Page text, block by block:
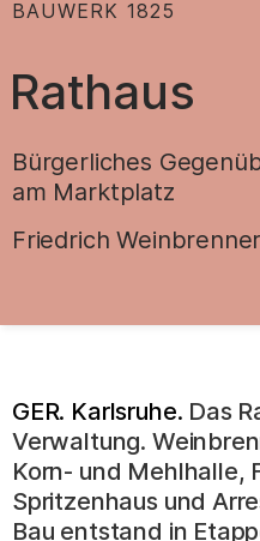
Rathaus
BAUWERK 1825
Bürgerliches
am Marktplatz
Friedrich Weinbrenner
GER. Karlsruhe. Das
Verwaltung.
Korn- und Mehlhalle,
Spritzenhaus und
Bau entstand in